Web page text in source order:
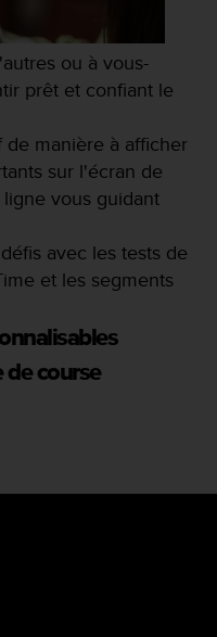
ou à vous-
prêt et confiant le
manière à afficher
sur l'écran de
vous guidant
avec les tests de
et les segments
course